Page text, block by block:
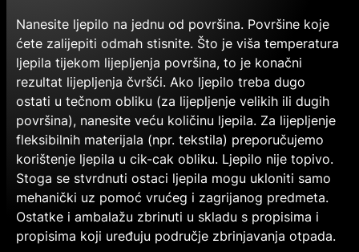
Nanesite ljepilo na jednu od površina. Površine koje
ćete zalijepiti odmah stisnite. Što je viša temperatura
ljepila tijekom lijepljenja površina, to je konačni
rezultat lijepljenja čvršći. Ako ljepilo treba dugo
ostati u tečnom obliku (za lijepljenje velikih ili dugih
površina), nanesite veću količinu ljepila. Za lijepljenje
fleksibilnih materijala (npr. tekstila) preporučujemo
korištenje ljepila u cik-cak obliku. Ljepilo nije topivo.
Stoga se stvrdnuti ostaci ljepila mogu ukloniti samo
mehanički uz pomoć vrućeg i zagrijanog predmeta.
Ostatke i ambalažu zbrinuti u skladu s propisima i
propisima koji uređuju područje zbrinjavanja otpada.